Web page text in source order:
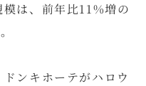
は、前年比11%増の
ンキホーテがハロウ